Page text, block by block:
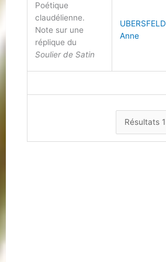
Poétique
claudélienne.
Note sur une
réplique du
Soulier de Satin
UBERSFELD
Anne